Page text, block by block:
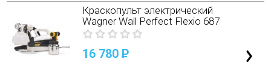
Краскопульт электрический
Wagner Wall Perfect Flexio 687
16 780P